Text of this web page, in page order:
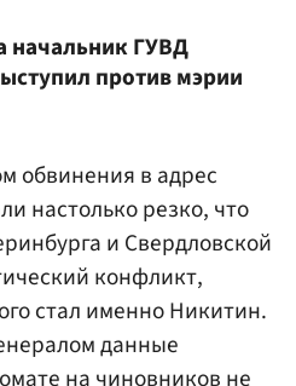
начальник ГУВД
против мэрии
обвинения в адрес
настолько резко, что
и Свердловской
конфликт,
стал именно Никитин.
данные
на чиновников не